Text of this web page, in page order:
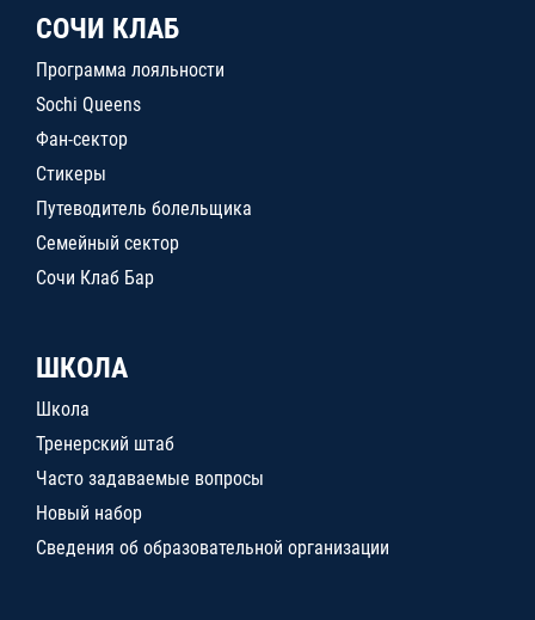
СОЧИ КЛАБ
Программа лояльности
Sochi Queens
Фан-сектор
Стикеры
Путеводитель болельщика
Семейный сектор
Сочи Клаб Бар
ШКОЛА
Школа
Тренерский штаб
Часто задаваемые вопросы
Новый набор
Сведения об образовательной организации